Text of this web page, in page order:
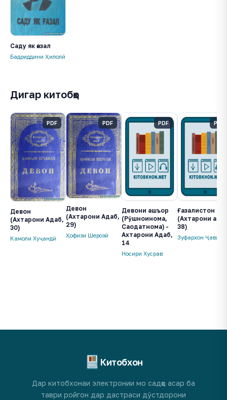
Саду як ғазал
Бадриддини Ҳилолӣ
Дигар китобҳо
PDF
Девон
(Ахтарони Адаб,
30)
Камоли Хуҷандӣ
PDF
Девон
(Ахтарони Адаб,
29)
Ҳофизи Шерозӣ
PDF
Девони ашъор
(Рӯшноинома,
Саодатнома) -
Ахтарони Адаб,
14
Носири Хусрав
PDF
Ғазалистон
(Ахтарони
38)
Зуфархон Ҷавҳарӣ
Китобхон
Дар китобхонаи электронии мо садҳо асар ба
таври ройгон дар дастраси дӯстдорони